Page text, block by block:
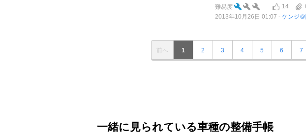
難易度 14
2013年10月26日 01:07
ケンジ
前へ 1 2 3 4 5 6 7
一緒に見られている車種の整備手帳